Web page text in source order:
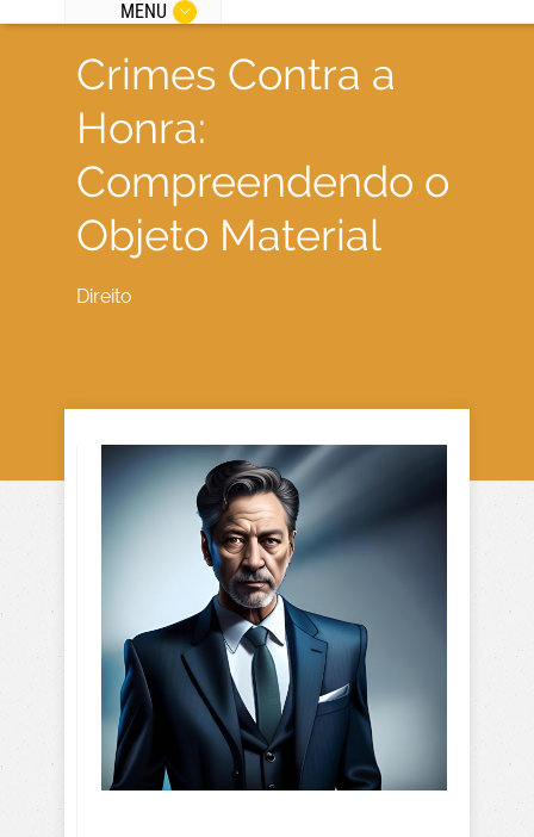
MENU
Crimes Contra a
Honra:
Compreendendo o
Objeto Material
Direito